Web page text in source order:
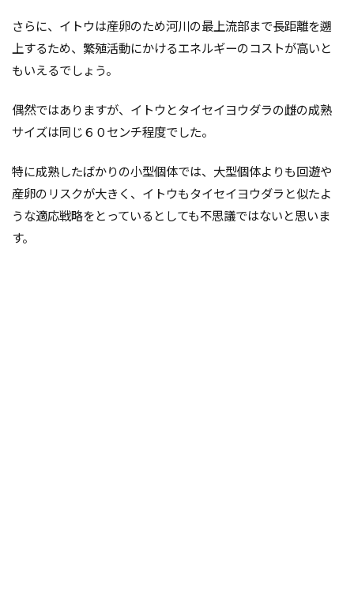
さらに、イトウは産卵のため河川の最上流部まで長距離を遡
上するため、繁殖活動にかけるエネルギーのコストが高いと
もいえるでしょう。
偶然ではありますが、イトウとタイセイヨウダラの雌の成熟
サイズは同じ６０センチ程度でした。
特に成熟したばかりの小型個体では、大型個体よりも回遊や
産卵のリスクが大きく、イトウもタイセイヨウダラと似たよ
うな適応戦略をとっているとしても不思議ではないと思いま
す。